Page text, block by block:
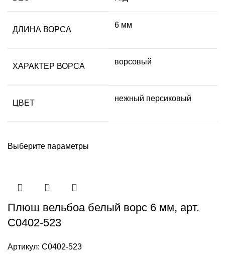
ДЛИНА ВОРСА
6 мм
ХАРАКТЕР ВОРСА
ворсовый
ЦВЕТ
нежный персиковый
Выберите параметры
Плюш вельбоа белый ворс 6 мм, арт.
С0402-523
Артикул: С0402-523